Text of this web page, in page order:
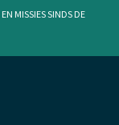
missies sinds de